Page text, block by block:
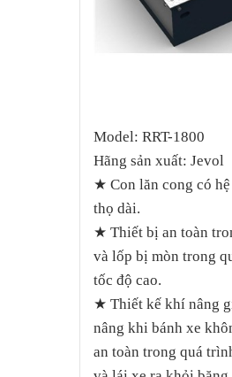
Model: RRT-1800
Hãng sản xuất: Jevol
★ Con lăn cong có
thọ dài.
★ Thiết bị an toàn
và lốp bị mòn trong
tốc độ cao.
★ Thiết kế khí nâng
nâng khi bánh xe
an toàn trong quá